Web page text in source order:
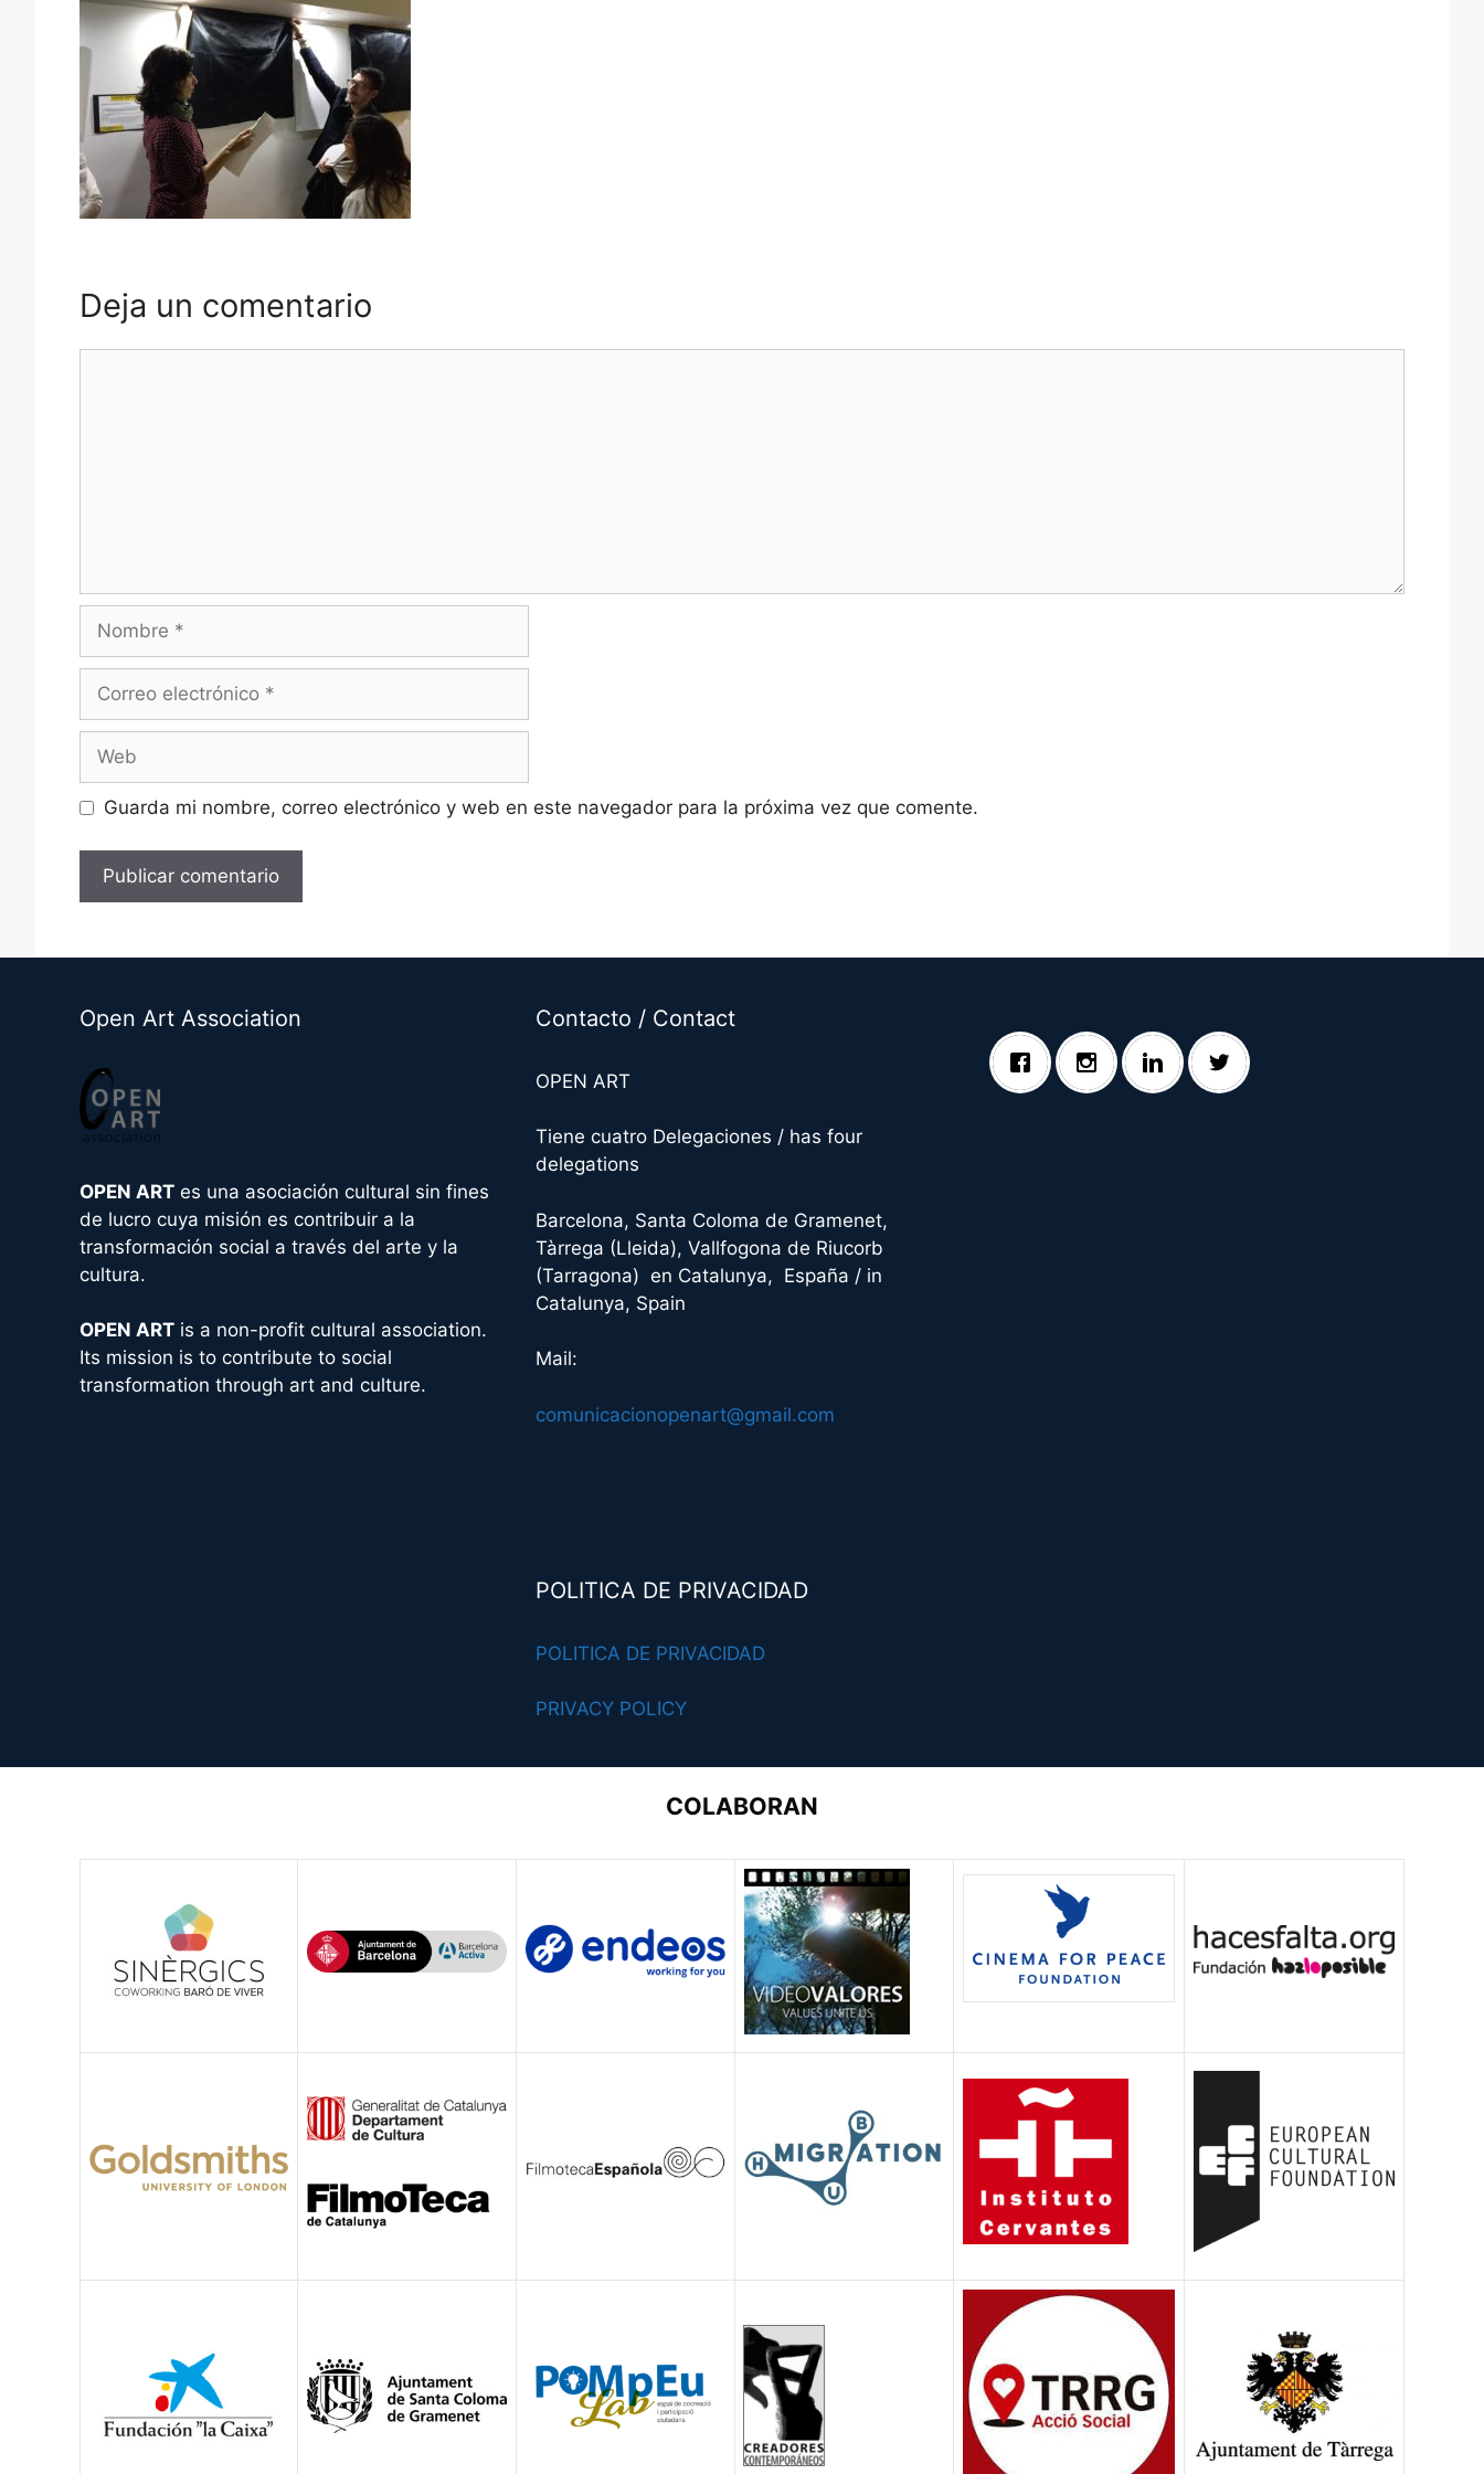
Deja un comentario
Nombre
Correo
Web
Guarda mi nombre, correo electrónico y web en este navegador para la próxima vez que comente.
l
e
a
t
e
:
Open Art Association
OPEN ART es una asociación cultural sin fines
de lucro cuya misión es contribuir a la
transformación social a través del arte y la
cultura.
OPEN ART is a non-profit cultural association.
Its mission is to contribute to social
transformation through art and culture.
Contacto / Contact
OPEN ART
Tiene cuatro Delegaciones / has four
delegations
Barcelona, Santa Coloma de Gramenet,
Tàrrega (Lleida), Vallfogona de Riucorb
(Tarragona) en Catalunya, España / in
Catalunya, Spain
Mail:
comunicacionopenart@gmail.com
POLITICA DE PRIVACIDAD
POLITICA DE PRIVACIDAD
PRIVACY POLICY
COLABORAN